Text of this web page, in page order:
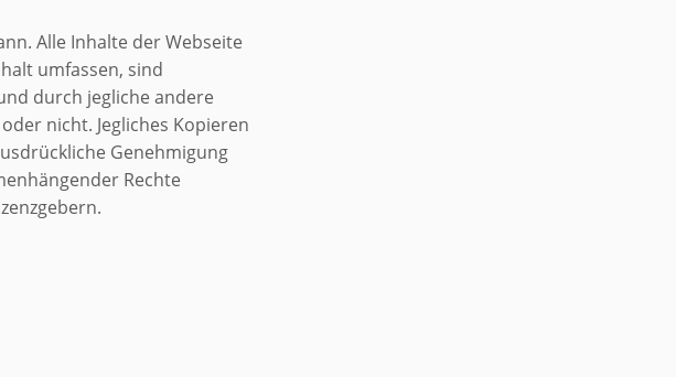
Alle Inhalte der Webseite
umfassen, sind
durch jegliche andere
nicht. Jegliches Kopieren
Genehmigung
Rechte